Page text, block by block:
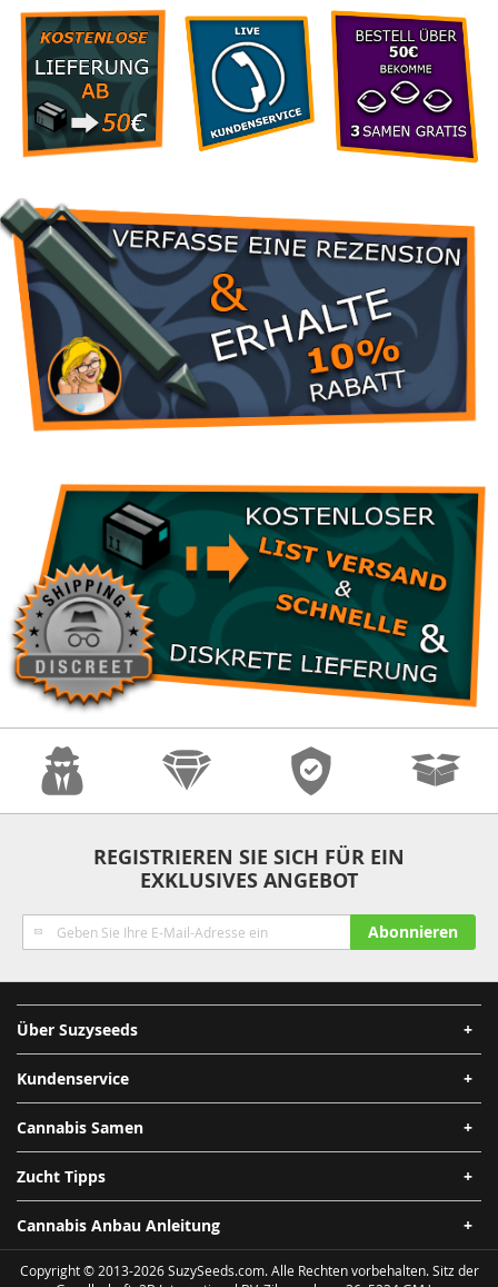
REGISTRIEREN SIE SICH FÜR EIN
EXKLUSIVES ANGEBOT
Melden
Sie
Newsletter
an:
Abonnieren
Über Suzyseeds
Kundenservice
Cannabis Samen
Zucht Tipps
Cannabis Anbau Anleitung
Copyright © 2013-2026 SuzySeeds.com. Alle Rechten vorbehalten. Sitz der